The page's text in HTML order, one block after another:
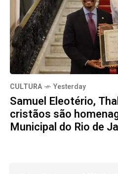
CULTURA Yesterday
Samuel Eleotério,
cristãos são
Municipal do Rio de